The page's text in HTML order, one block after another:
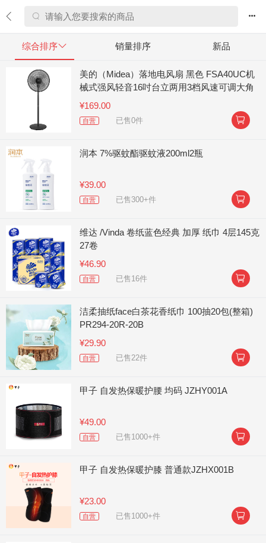
 
综合排序 销量排序 新品
美的（Midea）落地电风扇 黑色 FSA40UC机
械式强风轻音16吋台立两用3档风速可调大角
度左右送风
¥169.00
自营 已售0件 
润本 7%驱蚊酯驱蚊液200ml2瓶
¥39.00
自营 已售300+件 
维达 /Vinda 卷纸蓝色经典 加厚 纸巾 4层145克
27卷
¥46.90
自营 已售16件 
洁柔抽纸face白茶花香纸巾 100抽20包(整箱)
PR294-20R-20B
¥29.90
自营 已售22件 
甲子 自发热保暖护腰 均码 JZHY001A
¥49.00
自营 已售1000+件 
甲子 自发热保暖护膝 普通款JZHX001B
¥23.00
自营 已售1000+件 